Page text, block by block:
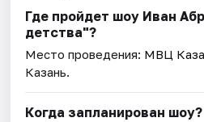
Где пройдет шоу Иван
детства"?
Место проведения: МВЦ
Казань.
Когда запланирован шоу?